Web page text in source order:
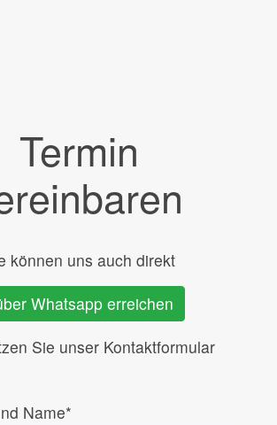
Termin
können uns auch direkt
Whatsapp erreichen
Sie unser Kontaktformular
Name*